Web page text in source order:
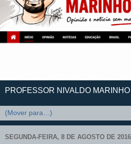
PROFESSOR NIVALDO
SEGUNDA-FEIRA, 8 DE AGOSTO DE 2016